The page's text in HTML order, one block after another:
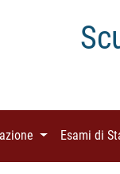
(current)Esami di